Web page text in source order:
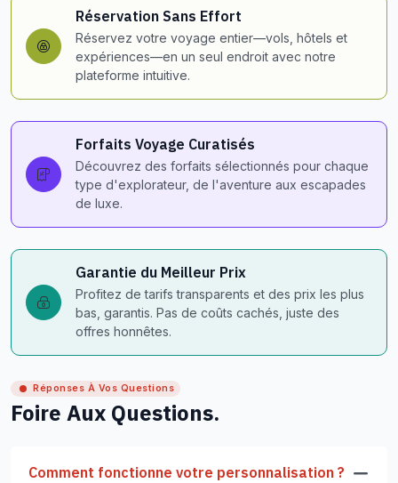
Réservation Sans Effort
Réservez votre voyage entier—vols, hôtels et
expériences—en un seul endroit avec notre
plateforme intuitive.
Forfaits Voyage Curatisés
Découvrez des forfaits sélectionnés pour chaque
type d'explorateur, de l'aventure aux escapades
de luxe.
Garantie du Meilleur Prix
Profitez de tarifs transparents et des prix les plus
bas, garantis. Pas de coûts cachés, juste des
offres honnêtes.
Réponses À Vos Questions
Foire Aux Questions.
Comment fonctionne votre personnalisation ?